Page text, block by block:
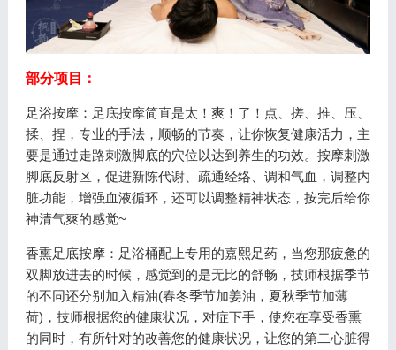
部分项目：
足浴按摩：足底按摩简直是太！爽！了！点、搓、推、压、
揉、捏，专业的手法，顺畅的节奏，让你恢复健康活力，主
要是通过走路刺激脚底的穴位以达到养生的功效。按摩刺激
脚底反射区，促进新陈代谢、疏通经络、调和气血，调整内
脏功能，增强血液循环，还可以调整精神状态，按完后给你
神清气爽的感觉~
香熏足底按摩：足浴桶配上专用的嘉熙足药，当您那疲惫的
双脚放进去的时候，感觉到的是无比的舒畅，技师根据季节
的不同还分别加入精油(春冬季节加姜油，夏秋季节加薄
荷)，技师根据您的健康状况，对症下手，使您在享受香熏
的同时，有所针对的改善您的健康状况，让您的第二心脏得